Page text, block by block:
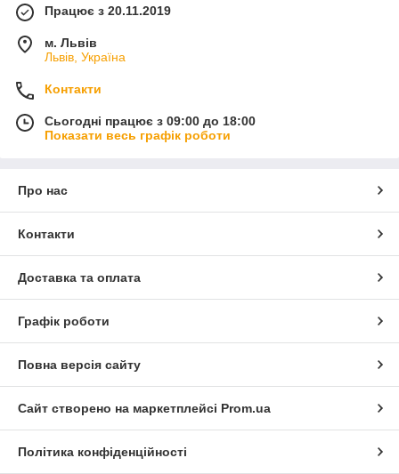
Працює з 20.11.2019
м. Львів
Львів, Україна
Контакти
Сьогодні працює з 09:00 до 18:00
Показати весь графік роботи
Про нас
Контакти
Доставка та оплата
Графік роботи
Повна версія сайту
Сайт створено на маркетплейсі Prom.ua
Політика конфіденційності